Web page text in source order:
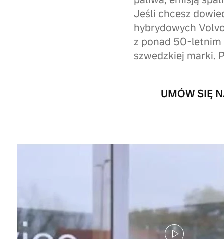
Jeśli chcesz
hybrydowych
z ponad 50-letnim
szwedzkiej marki.
UMÓW SIĘ